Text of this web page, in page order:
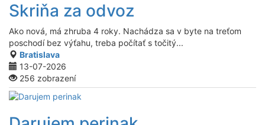
Skriňa za odvoz
Ako nová, má zhruba 4 roky. Nachádza sa v byte na treťom
poschodí bez výťahu, treba počítať s točitý...
Bratislava
13-07-2026
256 zobrazení